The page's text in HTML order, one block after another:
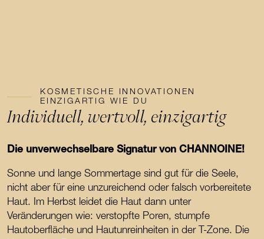
KOSMETISCHE INNOVATIONEN
EINZIGARTIG WIE DU
Individuell, wertvoll, einzigartig
Die unverwechselbare Signatur von CHANNOINE!
Sonne und lange Sommertage sind gut für die Seele,
nicht aber für eine unzureichend oder falsch vorbereitete
Haut. Im Herbst leidet die Haut dann unter
Veränderungen wie: verstopfte Poren, stumpfe
Hautoberfläche und Hautunreinheiten in der T-Zone. Die